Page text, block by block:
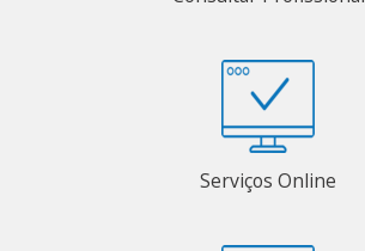
Serviços Online